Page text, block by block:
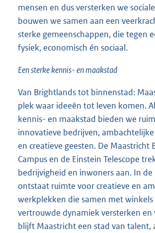
mensen en dus versterken we
bouwen we samen aan een
sterke gemeenschappen, die tegen
fysiek, economisch én sociaal.
Een sterke kennis- en maakstad
Van Brightlands tot binnenstad:
plek waar ideeën tot leven komen.
kennis- en maakstad bieden we
innovatieve bedrijven,
en creatieve geesten. De Maastricht
Campus en de Einstein Telescope
bedrijvigheid en inwoners aan. In
ontstaat ruimte voor creatieve en
werkplekken die samen met winkels
vertrouwde dynamiek versterken en
blijft Maastricht een stad van talent,